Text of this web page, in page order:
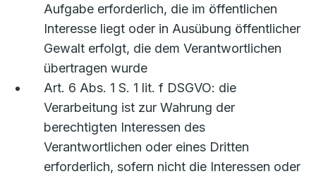
Aufgabe erforderlich, die im öffentlichen
Interesse liegt oder in Ausübung öffentlicher
Gewalt erfolgt, die dem Verantwortlichen
übertragen wurde
Art. 6 Abs. 1 S. 1 lit. f DSGVO: die
Verarbeitung ist zur Wahrung der
berechtigten Interessen des
Verantwortlichen oder eines Dritten
erforderlich, sofern nicht die Interessen oder